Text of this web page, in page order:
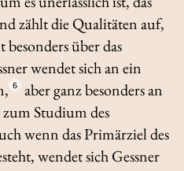
zählt die Qualitäten auf,
besonders über das
wendet sich an ein
6
aber ganz besonders an
zum Studium des
wenn das Primärziel des
wendet sich Gessner